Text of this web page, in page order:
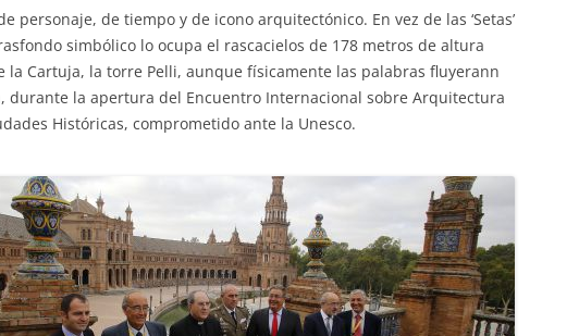
personaje, de tiempo y de icono arquitectónico. En vez de las ‘Setas’
simbólico lo ocupa el rascacielos de 178 metros de altura
la Cartuja, la torre Pelli, aunque físicamente las palabras fluyerann
durante la apertura del Encuentro Internacional sobre Arquitectura
Históricas, comprometido ante la Unesco.